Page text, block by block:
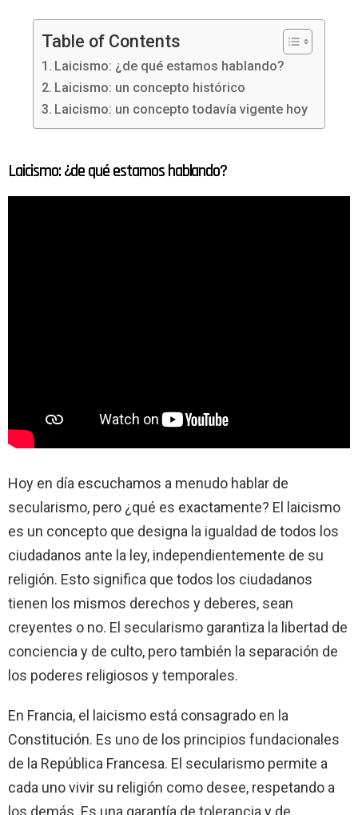
Table of Contents
Laicismo: ¿de qué estamos hablando?
Laicismo: un concepto histórico
Laicismo: un concepto todavía vigente hoy
Laicismo: ¿de qué estamos hablando?
Hoy en día escuchamos a menudo hablar de
secularismo, pero ¿qué es exactamente? El laicismo
es un concepto que designa la igualdad de todos los
ciudadanos ante la ley, independientemente de su
religión. Esto significa que todos los ciudadanos
tienen los mismos derechos y deberes, sean
creyentes o no. El secularismo garantiza la libertad de
conciencia y de culto, pero también la separación de
los poderes religiosos y temporales.
En Francia, el laicismo está consagrado en la
Constitución. Es uno de los principios fundacionales
de la República Francesa. El secularismo permite a
cada uno vivir su religión como desee, respetando a
los demás. Es una garantía de tolerancia y de